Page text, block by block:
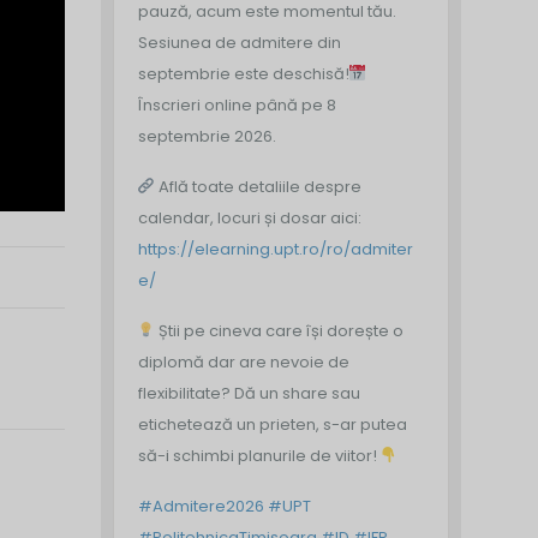
pauză, acum este momentul tău.
Sesiunea de admitere din
septembrie este deschisă!
Înscrieri online până pe 8
septembrie 2026.
Află toate detaliile despre
calendar, locuri și dosar aici:
https://elearning.upt.ro/ro/admiter
e/
Știi pe cineva care își dorește o
diplomă dar are nevoie de
flexibilitate? Dă un share sau
etichetează un prieten, s-ar putea
să-i schimbi planurile de viitor!
#Admitere2026 #UPT